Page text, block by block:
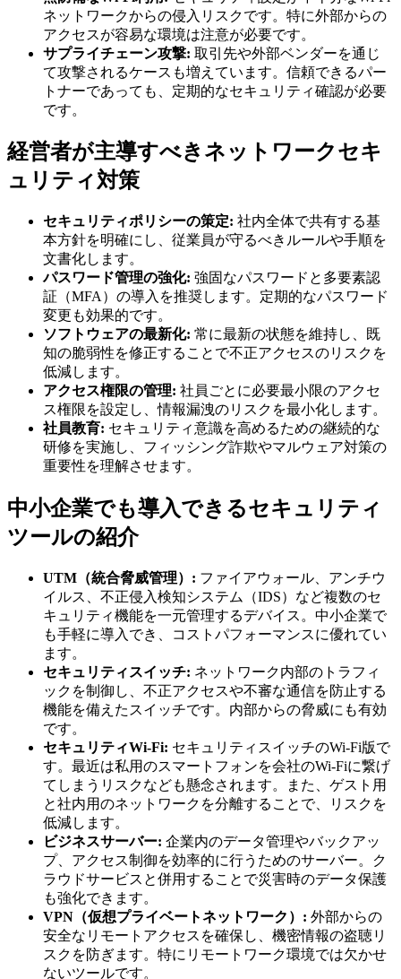
ネットワークからの侵入リスクです。特に外部からの
アクセスが容易な環境は注意が必要です。
サプライチェーン攻撃: 取引先や外部ベンダーを通じ
て攻撃されるケースも増えています。信頼できるパー
トナーであっても、定期的なセキュリティ確認が必要
です。
経営者が主導すべきネットワークセキ
ュリティ対策
セキュリティポリシーの策定: 社内全体で共有する基
本方針を明確にし、従業員が守るべきルールや手順を
文書化します。
パスワード管理の強化: 強固なパスワードと多要素認
証（MFA）の導入を推奨します。定期的なパスワード
変更も効果的です。
ソフトウェアの最新化: 常に最新の状態を維持し、既
知の脆弱性を修正することで不正アクセスのリスクを
低減します。
アクセス権限の管理: 社員ごとに必要最小限のアクセ
ス権限を設定し、情報漏洩のリスクを最小化します。
社員教育: セキュリティ意識を高めるための継続的な
研修を実施し、フィッシング詐欺やマルウェア対策の
重要性を理解させます。
中小企業でも導入できるセキュリティ
ツールの紹介
UTM（統合脅威管理）: ファイアウォール、アンチウ
イルス、不正侵入検知システム（IDS）など複数のセ
キュリティ機能を一元管理するデバイス。中小企業で
も手軽に導入でき、コストパフォーマンスに優れてい
ます。
セキュリティスイッチ: ネットワーク内部のトラフィ
ックを制御し、不正アクセスや不審な通信を防止する
機能を備えたスイッチです。内部からの脅威にも有効
です。
セキュリティWi-Fi: セキュリティスイッチのWi-Fi版で
す。最近は私用のスマートフォンを会社のWi-Fiに繋げ
てしまうリスクなども懸念されます。また、ゲスト用
と社内用のネットワークを分離することで、リスクを
低減します。
ビジネスサーバー: 企業内のデータ管理やバックアッ
プ、アクセス制御を効率的に行うためのサーバー。ク
ラウドサービスと併用することで災害時のデータ保護
も強化できます。
VPN（仮想プライベートネットワーク）: 外部からの
安全なリモートアクセスを確保し、機密情報の盗聴リ
スクを防ぎます。特にリモートワーク環境では欠かせ
ないツールです。